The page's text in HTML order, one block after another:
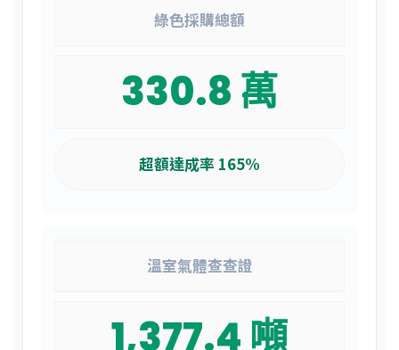
綠色採購總額
330.8 萬
超額達成率 165%
溫室氣體查查證
1,377.4 噸